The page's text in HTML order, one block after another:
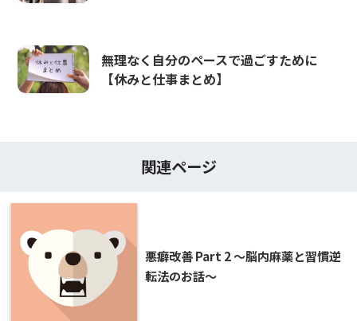
無理なく自分のペースで過ごすために
【休みと仕事まとめ】
関連ページ
悪癖改善 Part 2 ～脳内麻薬と習慣逆
転法のお話～